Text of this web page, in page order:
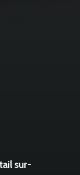
sur-